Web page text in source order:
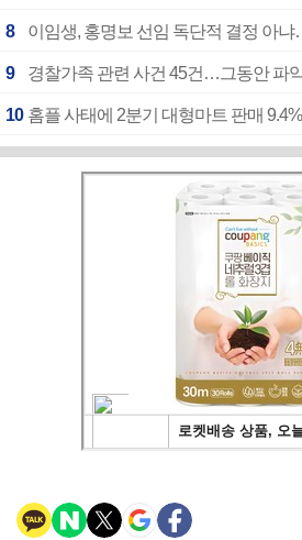
8 이임생, 홍명보 선임 독단적 결정 아
9 경찰가족 관련 사건 45건…그동안 파
10 홈플 사태에 2분기 대형마트 판매